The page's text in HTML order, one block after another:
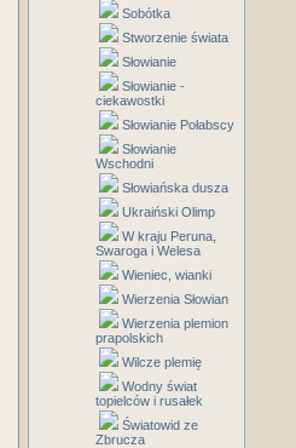
Sobótka
Stworzenie świata
Słowianie
Słowianie -
ciekawostki
Słowianie Połabscy
Słowianie
Wschodni
Słowiańska dusza
Ukraiński Olimp
W kraju Peruna,
Swaroga i Welesa
Wieniec, wianki
Wierzenia Słowian
Wierzenia plemion
prapolskich
Wilcze plemię
Wodny świat
topielców i rusałek
Światowid ze
Zbrucza